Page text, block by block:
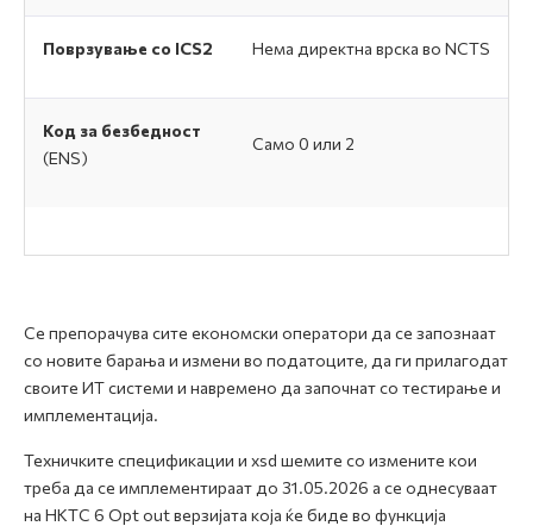
Поврзување со ICS2 Нема директна врска во NCTS
Код за безбедност
(ENS)
Само 0 или 2
Се препорачува сите економски оператори да се запознаат
со новите барања и измени во податоците, да ги прилагодат
своите ИТ системи и навремено да започнат со тестирање и
имплементација.
Техничките спецификации и xsd шемите со измените кои
треба да се имплементираат до 31.05.2026 а се однесуваат
на НКТС 6 Opt out верзијатa која ќе биде во функција